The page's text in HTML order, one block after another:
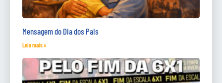
Mensagem do Dia dos Pais
Leia mais »